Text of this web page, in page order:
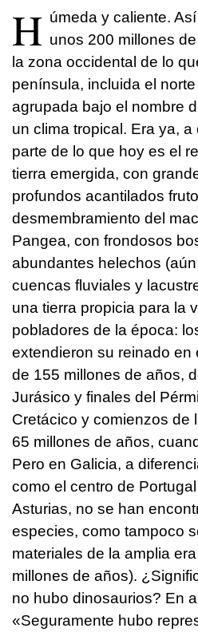
H úmeda y caliente.
unos 200 millones
la zona occidental de lo
península, incluida el
agrupada bajo el nombre
un clima tropical. Era ya,
parte de lo que hoy es el
tierra emergida, con
profundos acantilados
desmembramiento del
Pangea, con frondosos
abundantes helechos
cuencas fluviales y
una tierra propicia para la
pobladores de la época:
extendieron su reinado en
de 155 millones de años,
Jurásico y finales del
Cretácico y comienzos de
65 millones de años,
Pero en Galicia, a
como el centro de
Asturias, no se han
especies, como tampoco
materiales de la amplia
millones de años).
no hubo dinosaurios? En
«Seguramente hubo